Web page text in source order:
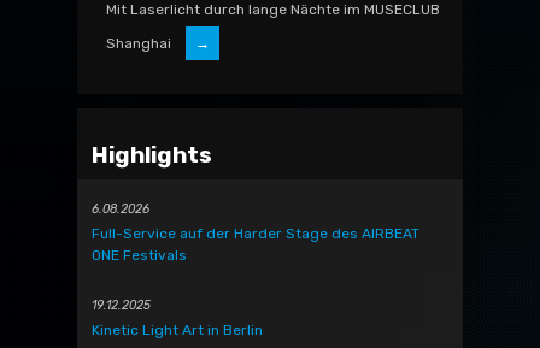
Mit Laserlicht durch lange Nächte im MUSECLUB
Shanghai
Highlights
6.08.2026
Full-Service auf der Harder Stage des AIRBEAT
ONE Festivals
19.12.2025
Kinetic Light Art in Berlin